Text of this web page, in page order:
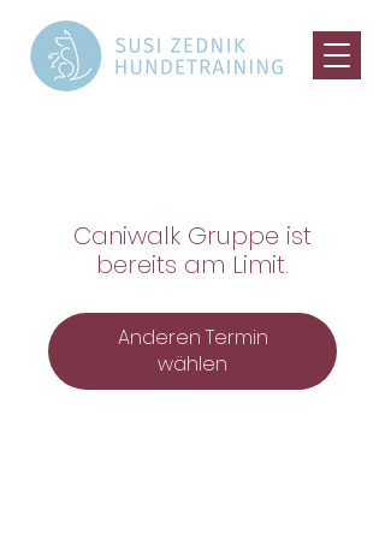
Caniwalk Gruppe ist
bereits am Limit.
Anderen Termin
wählen